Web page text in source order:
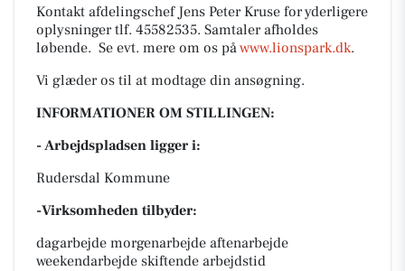
Kontakt afdelingschef Jens Peter Kruse for yderligere
oplysninger tlf. 45582535. Samtaler afholdes
løbende. Se evt. mere om os påwww.lionspark.dk.
Vi glæder os til at modtage din ansøgning.
INFORMATIONER OM STILLINGEN:
- Arbejdspladsen ligger i:
Rudersdal Kommune
-Virksomheden tilbyder:
dagarbejde morgenarbejde aftenarbejde
weekendarbejde skiftende arbejdstid